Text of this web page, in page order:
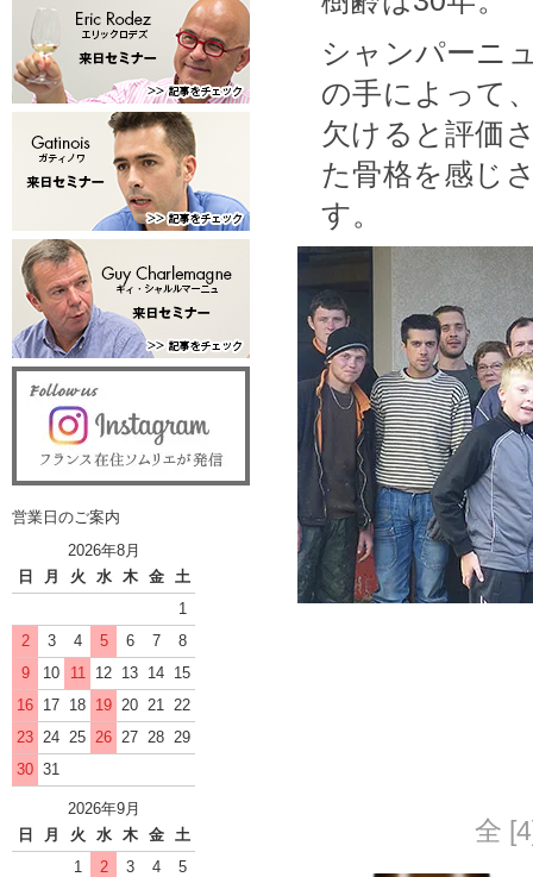
シャンパーニ
の手によって
欠けると評価
た骨格を感じ
す。
全
営業日のご案内
2026年8月
日
月 火 水 木 金
土
1
2
3 4 5 6 7
8
9
10 11 12 13 14 15
16 17 18 19 20 21 22
23 24 25 26 27 28 29
30 31
2026年9月
日
月 火 水 木 金
土
1
2 3 4
5